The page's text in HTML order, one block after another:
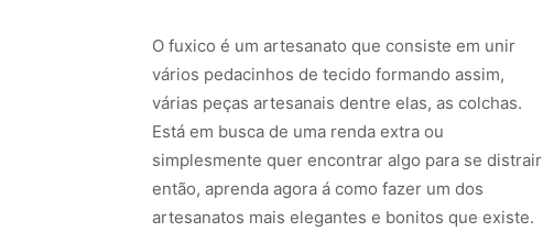
O fuxico é um artesanato que consiste em unir
vários pedacinhos de tecido formando assim,
várias peças artesanais dentre elas, as colchas.
Está em busca de uma renda extra ou
simplesmente quer encontrar algo para se distrair
então, aprenda agora á como fazer um dos
artesanatos mais elegantes e bonitos que existe.